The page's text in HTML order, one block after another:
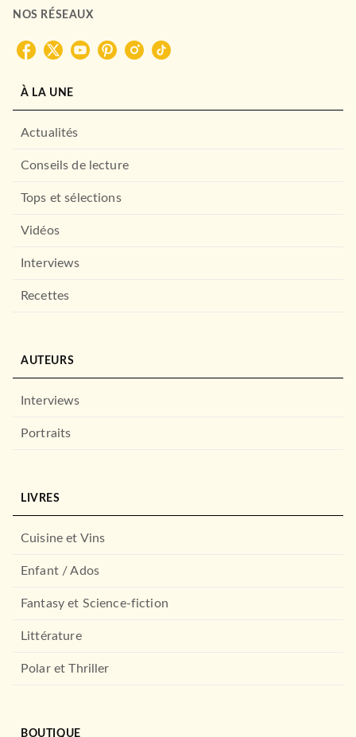
NOS RÉSEAUX
À LA UNE
Actualités
Conseils de lecture
Tops et sélections
Vidéos
Interviews
Recettes
AUTEURS
Interviews
Portraits
LIVRES
Cuisine et Vins
Enfant / Ados
Fantasy et Science-fiction
Littérature
Polar et Thriller
BOUTIQUE